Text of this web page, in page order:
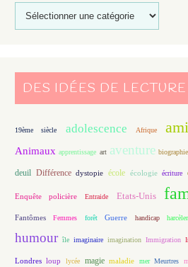
DES IDÉES DE
19ème siècle adolescence Afrique
Animaux apprentissage art aventure biographie
deuil Différence dystopie école écologie écriture
Enquête policière Entraide Etats-Unis
Fantômes Femmes forêt Guerre handicap
humour île imaginaire imagination Immigration
Londres loup lycée magie maladie mer Meurtres